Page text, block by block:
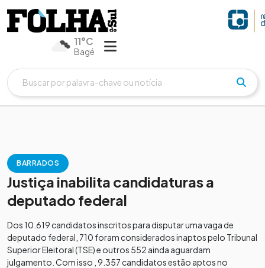
11°C
Bagé
BARRADOS
Justiça inabilita candidaturas a
deputado federal
Dos 10.619 candidatos inscritos para disputar uma vaga de
deputado federal, 710 foram considerados inaptos pelo Tribunal
Superior Eleitoral (TSE) e outros 552 ainda aguardam
julgamento. Com isso , 9.357 candidatos estão aptos no